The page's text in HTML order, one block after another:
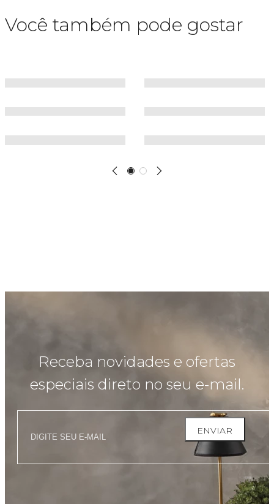
Você também pode gostar
Receba novidades e ofertas
especiais direto no seu e-mail.
ENVIAR